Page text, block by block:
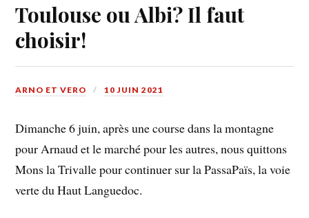
Toulouse ou Albi? Il faut
choisir!
ARNO ET VERO 10 JUIN 2021
Dimanche 6 juin, après une course dans la montagne
pour Arnaud et le marché pour les autres, nous quittons
Mons la Trivalle pour continuer sur la PassaPaïs, la voie
verte du Haut Languedoc.